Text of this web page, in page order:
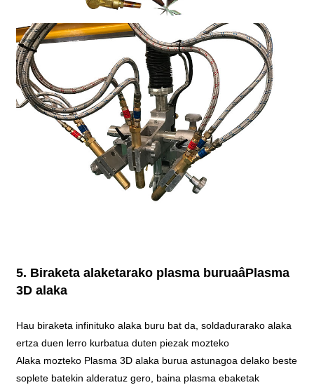
5. Biraketa alaketarako plasma buruaâPlasma
3D alaka
Hau biraketa infinituko alaka buru bat da, soldadurarako alaka
ertza duen lerro kurbatua duten piezak mozteko
Alaka mozteko Plasma 3D alaka burua astunagoa delako beste
soplete batekin alderatuz gero, baina plasma ebaketak